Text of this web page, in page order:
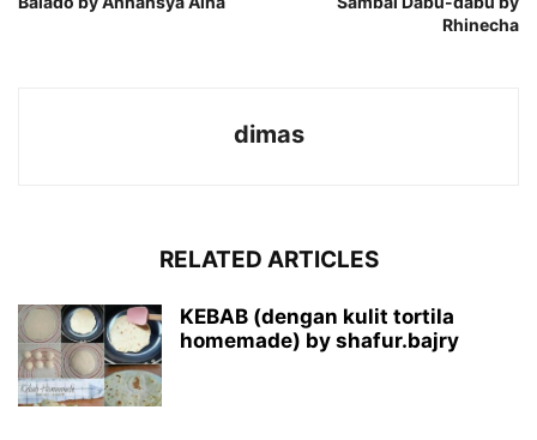
Rhinecha
dimas
RELATED ARTICLES
KEBAB (dengan kulit tortila
homemade) by shafur.bajry